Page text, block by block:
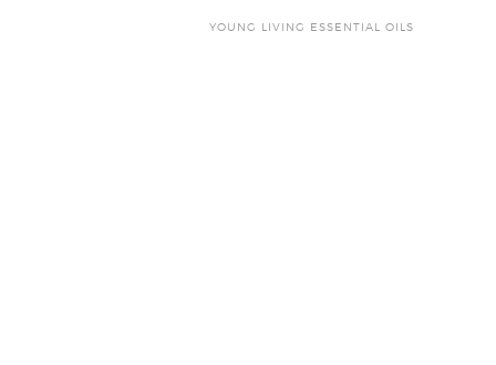
YOUNG LIVING ESSENTIAL OILS